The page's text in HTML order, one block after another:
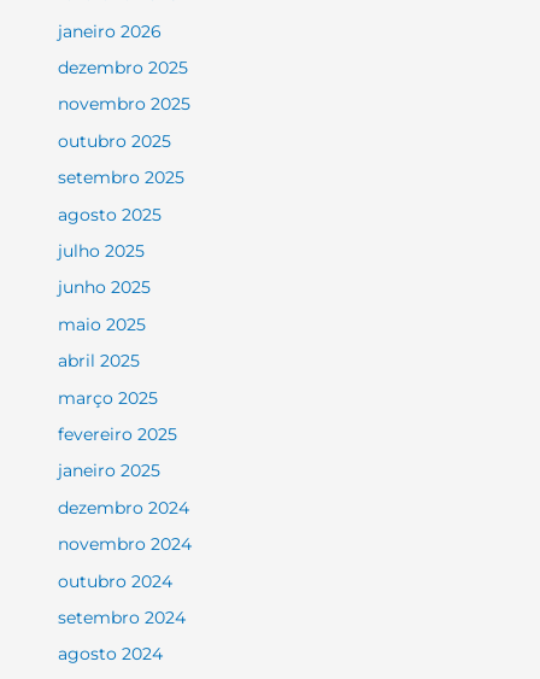
janeiro 2026
dezembro 2025
novembro 2025
outubro 2025
setembro 2025
agosto 2025
julho 2025
junho 2025
maio 2025
abril 2025
março 2025
fevereiro 2025
janeiro 2025
dezembro 2024
novembro 2024
outubro 2024
setembro 2024
agosto 2024